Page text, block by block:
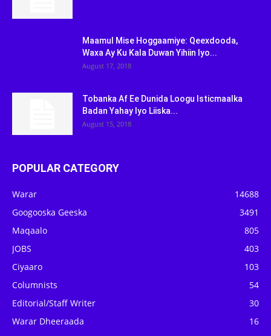
Maamul Mise Hoggaamiye: Qeexdooda,
Waxa Ay Ku Kala Duwan Yihiin Iyo...
August 17, 2018
Tobanka Af Ee Dunida Loogu Isticmaalka
Badan Yahay Iyo Liiska...
August 15, 2018
POPULAR CATEGORY
Warar
14688
Googooska Geeska
3491
Maqaalo
805
JOBS
403
Ciyaaro
103
Columnists
54
Editorial/Staff Writer
30
Warar Dheeraada
16